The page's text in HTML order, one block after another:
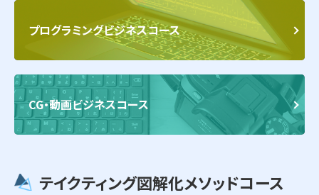
プログラミングビジネスコース
CG・動画ビジネスコース
テイクティング図解化メソッドコース